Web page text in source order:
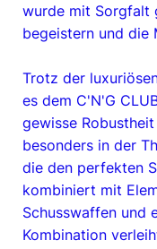
wurde mit Sorgfalt
begeistern und die
Trotz der
es dem C'N'G
gewisse
besonders in der
die den perfekten
kombiniert mit
Schusswaffen und
Kombination